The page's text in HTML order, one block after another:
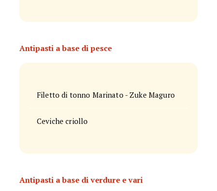
Antipasti a base di pesce
Filetto di tonno Marinato - Zuke Maguro
Ceviche criollo
Antipasti a base di verdure e vari